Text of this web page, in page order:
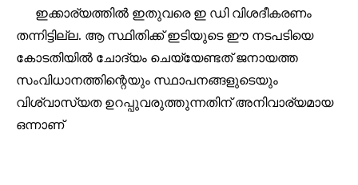
ഇക്കാര്യത്തിൽ ഇതുവരെ ഇ ഡി വിശദീകരണം
തന്നിട്ടില്ല. ആ സ്ഥിതിക്ക് ഇടിയുടെ ഈ നടപടിയെ
കോടതിയിൽ ചോദ്യം ചെയ്യേണ്ടത് ജനായത്ത
സംവിധാനത്തിന്റെയും സ്ഥാപനങ്ങളുടെയും
വിശ്വാസ്യത ഉറപ്പുവരുത്തുന്നതിന് അനിവാര്യമായ
ഒന്നാണ്